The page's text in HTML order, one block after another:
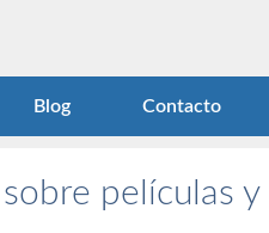
Blog Contacto
películas y